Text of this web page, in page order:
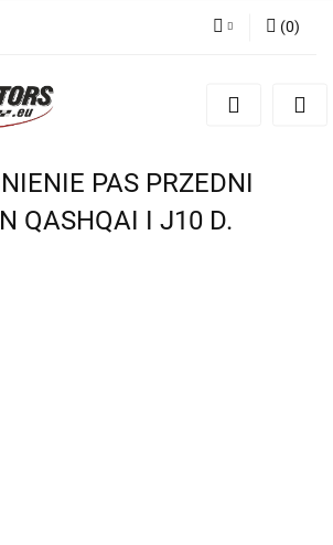
Zarejestruj się
(0)
PAS PRZEDNI
QASHQAI I J10 D.